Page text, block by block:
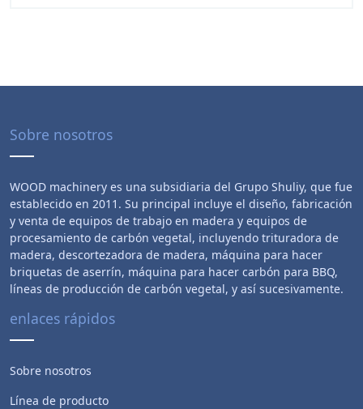
Sobre nosotros
WOOD machinery es una subsidiaria del Grupo Shuliy, que fue
establecido en 2011. Su principal incluye el diseño, fabricación
y venta de equipos de trabajo en madera y equipos de
procesamiento de carbón vegetal, incluyendo trituradora de
madera, descortezadora de madera, máquina para hacer
briquetas de aserrín, máquina para hacer carbón para BBQ,
líneas de producción de carbón vegetal, y así sucesivamente.
enlaces rápidos
Sobre nosotros
Línea de producto